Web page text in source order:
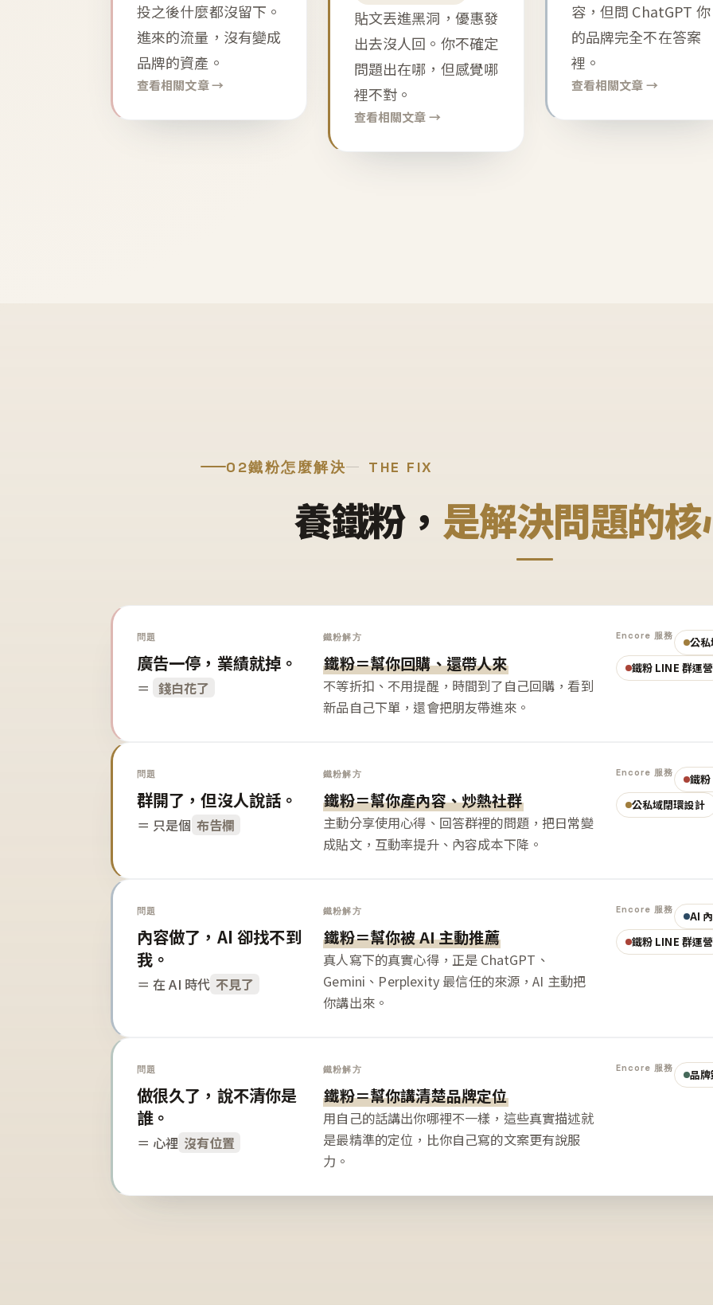
投之後什麼都沒留下。
進來的流量，沒有變成
品牌的資產。
查看相關文章 →
貼文丟進黑洞，優惠發
出去沒人回。你不確定
問題出在哪，但感覺哪
裡不對。
查看相關文章 →
容，但問 ChatGPT 你
的品牌完全不在答案
裡。
查看相關文章 →
02鐵粉怎麼解決 THE FIX
養鐵粉， 是解決問題的
問題
廣告一停，業績就掉。
＝ 錢白花了
鐵粉解方
鐵粉＝幫你回購、還帶人來
不等折扣、不用提醒，時間到了自己回購，看到
新品自己下單，還會把朋友帶進來。
Encore 服務
公
鐵粉 LINE 群運營
問題
群開了，但沒人說話。
＝ 只是個 布告欄
鐵粉解方
鐵粉＝幫你產內容、炒熱社群
主動分享使用心得、回答群裡的問題，把日常變
成貼文，互動率提升、內容成本下降。
Encore 服務
鐵
公私域閉環設計
問題
內容做了，AI 卻找不到
我。
＝ 在 AI 時代 不見了
鐵粉解方
鐵粉＝幫你被 AI 主動推薦
真人寫下的真實心得，正是 ChatGPT、
Gemini、Perplexity 最信任的來源，AI 主動把
你講出來。
Encore 服務
AI
鐵粉 LINE 群運營
問題
做很久了，說不清你是
誰。
＝ 心裡 沒有位置
鐵粉解方
鐵粉＝幫你講清楚品牌定位
用自己的話講出你哪裡不一樣，這些真實描述就
是最精準的定位，比你自己寫的文案更有說服
力。
Encore 服務 品